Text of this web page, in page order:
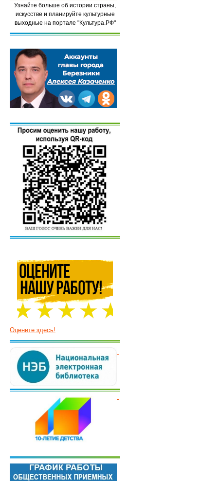
Узнайте больше об истории страны,
искусстве и планируйте культурные
выходные на портале "Культура.РФ"
Оцените здесь!